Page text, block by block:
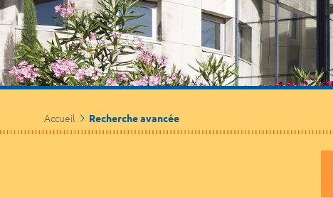
Accueil Recherche avancée